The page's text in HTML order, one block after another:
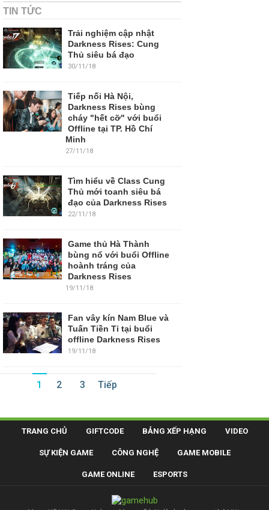
TIN TỨC
Trải nghiệm cập nhật
Darkness Rises: Cung
Thủ siêu bá đạo
30/11/18
Tiếp nối Hà Nội,
Darkness Rises bùng
cháy "hết cỡ" với buổi
Offline tại TP. Hồ Chí
Minh
27/11/18
Tìm hiểu về Class Cung
Thủ mới toanh siêu bá
đạo của Darkness Rises
22/11/18
Game thủ Hà Thành
bùng nổ với buổi Offline
hoành tráng của
Darkness Rises
19/11/18
Fan vây kín Nam Blue và
Tuấn Tiền Tỉ tại buổi
offline Darkness Rises
19/11/18
1 2 3 Tiếp
TRANG CHỦ GIFTCODE BẢNG XẾP HẠNG VIDEO
SỰ KIỆN GAME CÔNG NGHỆ GAME MOBILE
GAME ONLINE ESPORTS